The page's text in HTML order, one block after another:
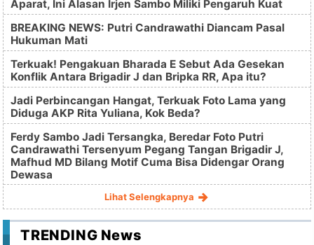
Aparat, Ini Alasan Irjen Sambo Miliki Pengaruh Kuat
BREAKING NEWS: Putri Candrawathi Diancam Pasal
Hukuman Mati
Terkuak! Pengakuan Bharada E Sebut Ada Gesekan
Konflik Antara Brigadir J dan Bripka RR, Apa itu?
Jadi Perbincangan Hangat, Terkuak Foto Lama yang
Diduga AKP Rita Yuliana, Kok Beda?
Ferdy Sambo Jadi Tersangka, Beredar Foto Putri
Candrawathi Tersenyum Pegang Tangan Brigadir J,
Mafhud MD Bilang Motif Cuma Bisa Didengar Orang
Dewasa
Lihat Selengkapnya
TRENDING News